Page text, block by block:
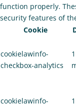
function properly.
security features of
Cookie
cookielawinfo-
checkbox-analytics
cookielawinfo-